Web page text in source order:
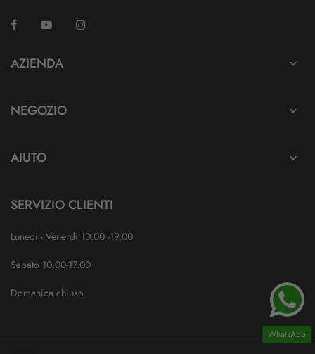
Facebook YouTube
AZIENDA 
NEGOZIO 
AIUTO 
SERVIZIO CLIENTI
Lunedi - Venerdi 10.00 -19.00
Sabato 10.00-17.00
Domenica chiuso
WhatsApp